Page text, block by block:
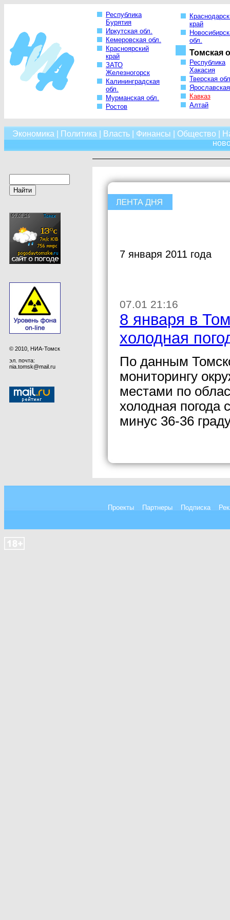
Республика
Бурятия
Иркутская обл.
Кемеровская обл.
Красноярский
край
ЗАТО
Железногорск
Калининградская
обл.
Мурманская обл.
Ростов
край
обл.
Томская
Республика
Хакасия
Тверская
Кавказ
Алтай
Экономика Политика Власть| Финансы Общество
© 2010, НИА-Томск
эл. почта:
nia.tomsk@mail.ru
7 января 2011 года
07.01 21:16
8 января в
холодная
По данным
мониторингу
местами по
холодная погода
минус 36-36
Проекты Партнеры Подписка